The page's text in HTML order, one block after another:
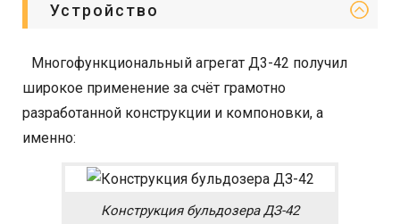
Устройство
Многофункциональный агрегат Д3-42 получил
широкое применение за счёт грамотно
разработанной конструкции и компоновки, а
именно:
Конструкция бульдозера ДЗ-42